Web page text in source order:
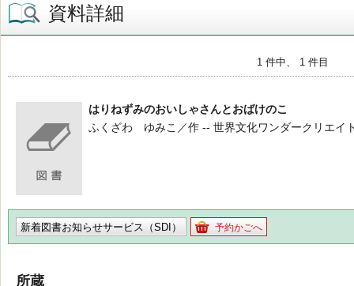
資料詳細
1 件中、 1 件目
はりねずみのおいしゃさんとおばけのこ
ふくざわ ゆみこ／作 -- 世界文化ワンダークリエイ
新着図書お知らせサービス（SDI） 予約かごへ
所蔵